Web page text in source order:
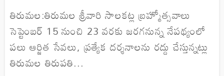
తిరుమల:తిరుమల శ్రీవారి సాలకట్ల బ్రహ్మోత్సవాలు
సెప్టెంబర్‌ 15 నుంచి 23 వరకు జరగనున్న నేపథ్యంలో
పలు ఆర్జిత సేవలు, ప్రత్యేక దర్శనాలను రద్దు చేస్తున్నట్లు
తిరుమల తిరుపతి...